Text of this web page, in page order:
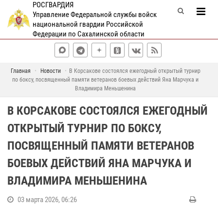
РОСГВАРДИЯ
Управление Федеральной службы войск
национальной гвардии Российской
Федерации по Сахалинской области
Главная Новости
В Корсакове состоялся ежегодный открытый турнир
по боксу, посвященный памяти ветеранов боевых действий Яна Марчука и
Владимира Меньшенина
В КОРСАКОВЕ СОСТОЯЛСЯ ЕЖЕГОДНЫЙ
ОТКРЫТЫЙ ТУРНИР ПО БОКСУ,
ПОСВЯЩЕННЫЙ ПАМЯТИ ВЕТЕРАНОВ
БОЕВЫХ ДЕЙСТВИЙ ЯНА МАРЧУКА И
ВЛАДИМИРА МЕНЬШЕНИНА
03 марта 2026, 06:26